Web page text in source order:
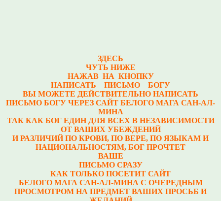
ЗДЕСЬ
ЧУТЬ НИЖЕ
НАЖАВ НА КНОПКУ
НАПИСАТЬ ПИСЬМО БОГУ
ВЫ МОЖЕТЕ ДЕЙСТВИТЕЛЬНО НАПИСАТЬ
ПИСЬМО БОГУ ЧЕРЕЗ САЙТ БЕЛОГО МАГА САН-АЛ-
МИНА
ТАК КАК БОГ ЕДИН ДЛЯ ВСЕХ В НЕЗАВИСИМОСТИ
ОТ ВАШИХ УБЕЖДЕНИЙ
И РАЗЛИЧИЙ ПО КРОВИ, ПО ВЕРЕ, ПО ЯЗЫКАМ И
НАЦИОНАЛЬНОСТЯМ, БОГ ПРОЧТЕТ
ВАШЕ
ПИСЬМО СРАЗУ
КАК ТОЛЬКО ПОСЕТИТ САЙТ
БЕЛОГО МАГА САН-АЛ-МИНА С ОЧЕРЕДНЫМ
ПРОСМОТРОМ НА ПРЕДМЕТ ВАШИХ ПРОСЬБ И